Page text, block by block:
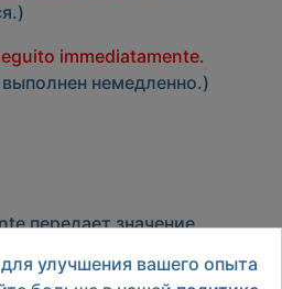
immediatamente.
немедленно.)
передает значение
инструкциях и описании
улучшения вашего опыта